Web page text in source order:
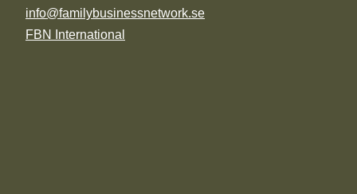
info@familybusinessnetwork.se
FBN International